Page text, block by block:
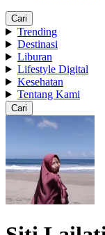
Cari
Trending
Destinasi
Liburan
Lifestyle Digital
Kesehatan
Tentang Kami
Cari